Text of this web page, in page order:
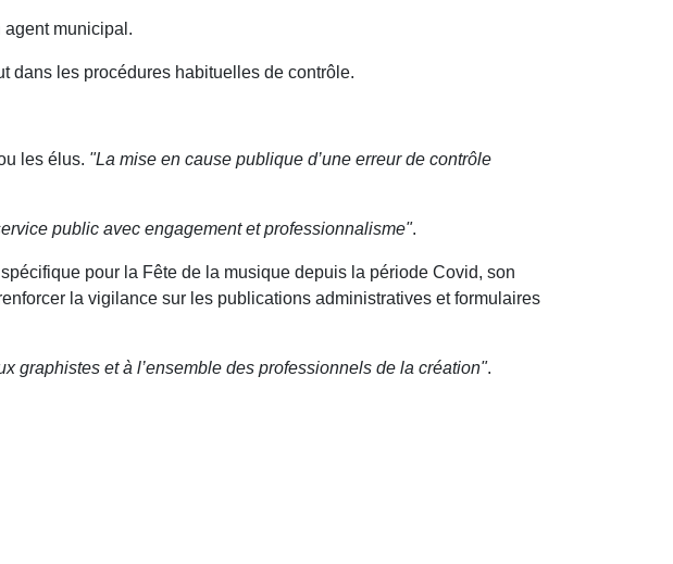
municipal.
dans les procédures habituelles de contrôle.
les élus. "La mise en cause publique d’une erreur de contrôle
public avec engagement et professionnalisme".
pour la Fête de la musique depuis la période Covid, son
la vigilance sur les publications administratives et formulaires
graphistes et à l’ensemble des professionnels de la création".